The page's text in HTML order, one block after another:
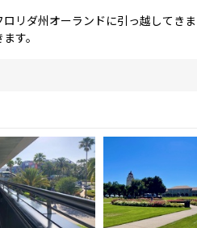
リダ州オーランドに引っ越してき
す。